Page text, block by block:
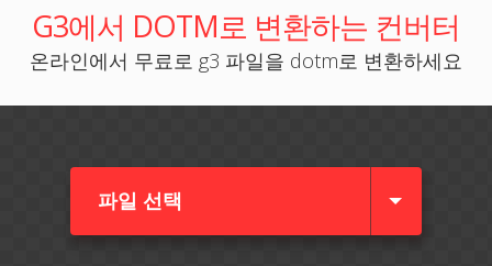
G3에서 DOTM로 변환하는 컨버터
온라인에서 무료로 g3 파일을 dotm로 변환하세요
파일 선택